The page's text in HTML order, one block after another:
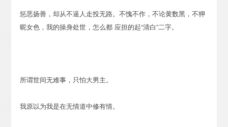
惩恶扬善，却从不逼人走投无路。不愧不作，不论黄数黑，不狎
昵女色，我的操身处世，怎么都 应担的起“清白”二字。
所谓世间无难事，只怕大男主。
我原以为我是在无情道中修有情。